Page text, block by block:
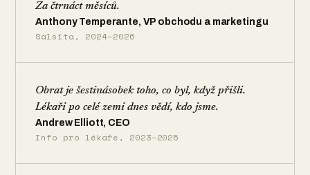
Za čtrnáct měsíců.
Anthony Temperante, VP obchodu a marketingu
Salsita, 2024–2026
Obrat je šestinásobek toho, co byl, když přišli.
Lékaři po celé zemi dnes vědí, kdo jsme.
Andrew Elliott, CEO
Info pro lékaře, 2023–2025